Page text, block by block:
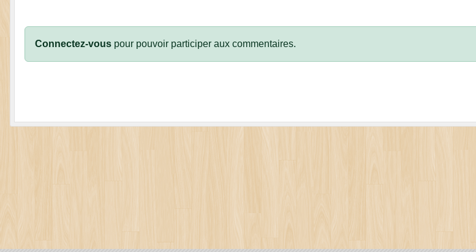
Connectez-vous pour pouvoir participer aux commentaires.